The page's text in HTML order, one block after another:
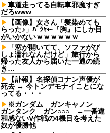
車道走ってる自転車邪魔すぎ
だろwww
【画像】女さん「髪染めても
らった♪」ﾊﾟｼｬ⇠『胸』にしか目
がいかないｗｗｗｗｗｗ
「窓が開いてて、ソファがび
しょ濡れなんだけど」旅行から
帰った友人から届いた一通の続
き…
【訃報】名探偵コナン声優が
死去 → 今トンデモナイことにな
ってる・・・
※ガンダム ガンキャノン
ガンタンク ガン○○○ ←一番違
和感ないV作戦の4機目を考えた
奴が優勝他